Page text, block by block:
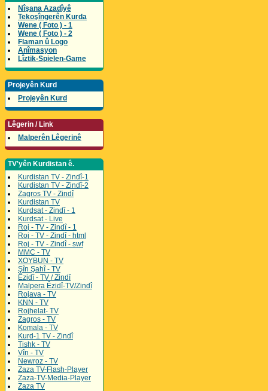
Nîşana Azadîyê
Tekoşîngerên Kurda
Wene ( Foto ) - 1
Wene ( Foto ) - 2
Flaman û Logo
Anîmasyon
Lîztik-Spielen-Game
Projeyên Kurd
Projeyên Kurd
Lêgerin / Link
Malperên Lêgerinê
TV'yên Kurdistan ê.
Kurdistan TV - Zindî-1
Kurdistan TV - Zindî-2
Zagros TV - Zindî
Kurdistan TV
Kurdsat - Zindî - 1
Kurdsat - Live
Roj - TV - Zindî - 1
Roj - TV - Zindî - html
Roj - TV - Zindî - swf
MMC - TV
XOYBUN - TV
Şîn Şahî - TV
Êzidî - TV / Zindî
Malpera Êzidî-TV/Zindî
Rojava - TV
KNN - TV
Rojhelat- TV
Zagros - TV
Komala - TV
Kurd-1 TV - Zindî
Tishk - TV
Vîn - TV
Newroz - TV
Zaza TV-Flash-Player
Zaza-TV-Media-Player
Zaza TV